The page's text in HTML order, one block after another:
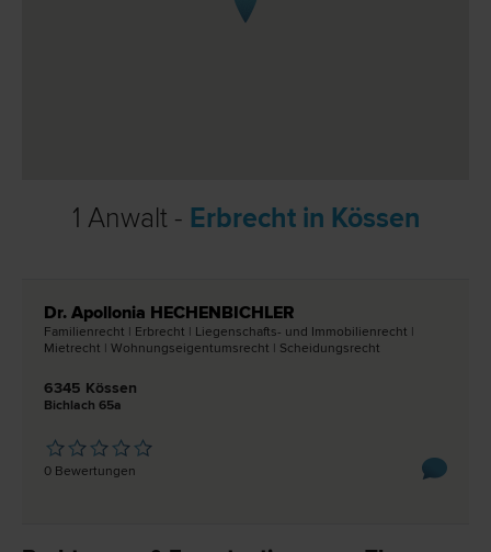
1 Anwalt - Erbrecht in Kössen
Dr. Apollonia HECHENBICHLER
Familien­recht | Erb­recht | Liegenschafts- und Immobilien­recht |
Miet­recht | Wohnungseigentums­recht | Scheidungs­recht
6345 Kössen
Bichlach 65a
0 Bewertungen